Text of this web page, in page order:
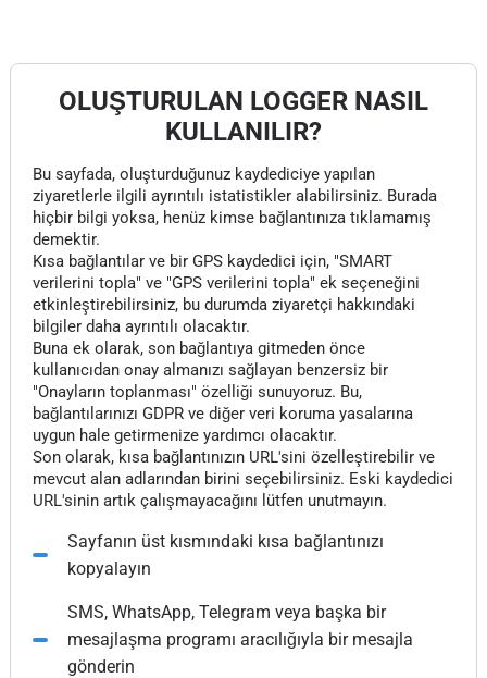
OLUŞTURULAN LOGGER NASIL
KULLANILIR?
Bu sayfada, oluşturduğunuz kaydediciye yapılan
ziyaretlerle ilgili ayrıntılı istatistikler alabilirsiniz. Burada
hiçbir bilgi yoksa, henüz kimse bağlantınıza tıklamamış
demektir.
Kısa bağlantılar ve bir GPS kaydedici için, "SMART
verilerini topla" ve "GPS verilerini topla" ek seçeneğini
etkinleştirebilirsiniz, bu durumda ziyaretçi hakkındaki
bilgiler daha ayrıntılı olacaktır.
Buna ek olarak, son bağlantıya gitmeden önce
kullanıcıdan onay almanızı sağlayan benzersiz bir
"Onayların toplanması" özelliği sunuyoruz. Bu,
bağlantılarınızı GDPR ve diğer veri koruma yasalarına
uygun hale getirmenize yardımcı olacaktır.
Son olarak, kısa bağlantınızın URL'sini özelleştirebilir ve
mevcut alan adlarından birini seçebilirsiniz. Eski kaydedici
URL'sinin artık çalışmayacağını lütfen unutmayın.
Sayfanın üst kısmındaki kısa bağlantınızı
kopyalayın
SMS, WhatsApp, Telegram veya başka bir
mesajlaşma programı aracılığıyla bir mesajla
gönderin